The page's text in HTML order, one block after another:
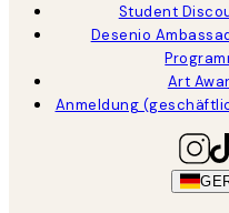
Student
Desenio
Art
Anmeldung